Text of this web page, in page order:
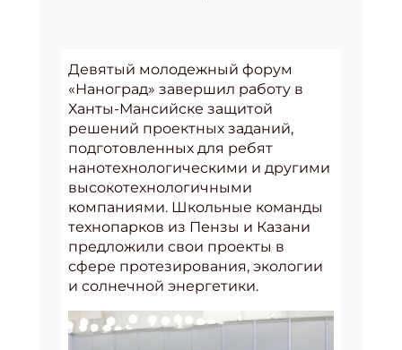
Девятый молодежный форум
«Наноград» завершил работу в
Ханты-Мансийске защитой
решений проектных заданий,
подготовленных для ребят
нанотехнологическими и другими
высокотехнологичными
компаниями. Школьные команды
технопарков из Пензы и Казани
предложили свои проекты в
сфере протезирования, экологии
и солнечной энергетики.